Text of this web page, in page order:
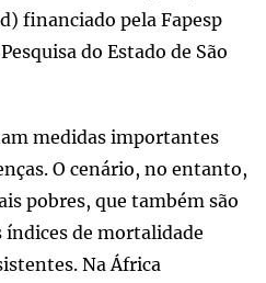
financiado pela Fapesp
do Estado de São
medidas importantes
O cenário, no entanto,
pobres, que também são
índices de mortalidade
Na África